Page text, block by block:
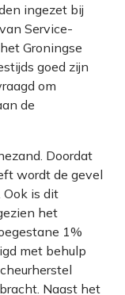
ingezet bij
Service-
Groningse
goed zijn
om
de
Doordat
wordt de gevel
Ook is dit
het
1%
met behulp
Naast het